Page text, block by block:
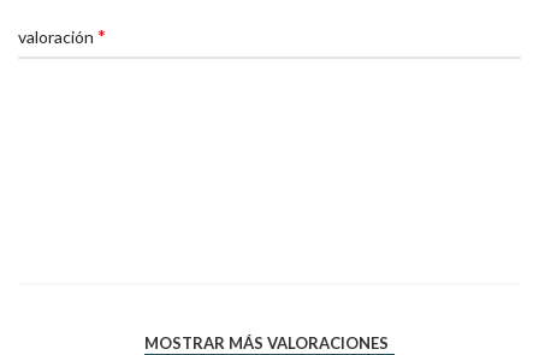
valoración *
MOSTRAR MÁS VALORACIONES